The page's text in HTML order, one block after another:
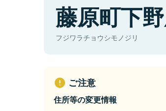
藤原町下
フジワラチョウシモノジリ
ご注意
住所等の変更情報